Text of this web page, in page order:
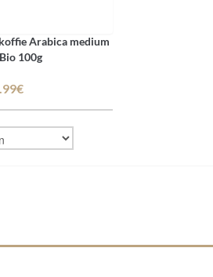
Arabica medium
100g